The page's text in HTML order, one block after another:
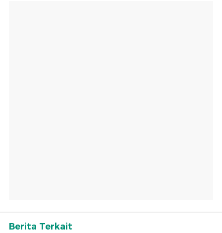
Berita Terkait